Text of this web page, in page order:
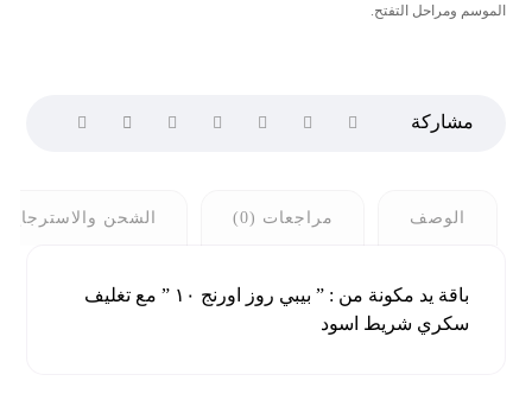
الموسم ومراحل التفتح.
الوصف مراجعات (0) الشحن والاسترجاع
باقة يد مكونة من : ” بيبي روز اورنج ١٠ ” مع تغليف
سكري شريط اسود